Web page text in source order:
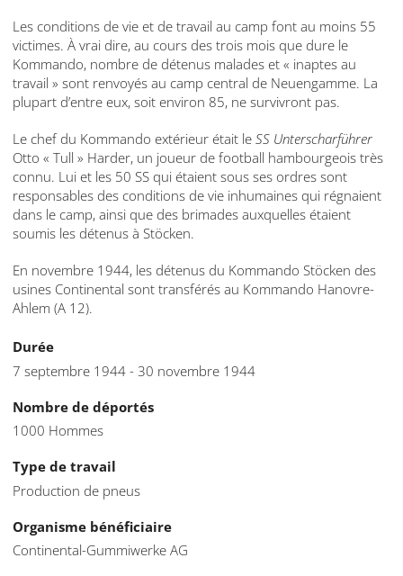
Les conditions de vie et de travail au camp font au moins 55
victimes. À vrai dire, au cours des trois mois que dure le
Kommando, nombre de détenus malades et « inaptes au
travail » sont renvoyés au camp central de Neuengamme. La
plupart d’entre eux, soit environ 85, ne survivront pas.
Le chef du Kommando extérieur était le SS Unterscharführer
Otto « Tull » Harder, un joueur de football hambourgeois très
connu. Lui et les 50 SS qui étaient sous ses ordres sont
responsables des conditions de vie inhumaines qui régnaient
dans le camp, ainsi que des brimades auxquelles étaient
soumis les détenus à Stöcken.
En novembre 1944, les détenus du Kommando Stöcken des
usines Continental sont transférés au Kommando Hanovre-
Ahlem (A 12).
Durée
7 septembre 1944 - 30 novembre 1944
Nombre de déportés
1000 Hommes
Type de travail
Production de pneus
Organisme bénéficiaire
Continental-Gummiwerke AG